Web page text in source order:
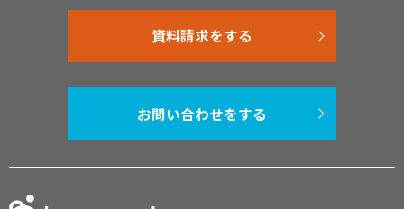
資料請求をする
お問い合わせをする